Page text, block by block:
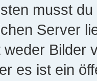
musst
Server
Bilder
es ist ein